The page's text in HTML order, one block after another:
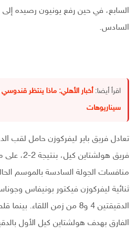
السادس.
اقرأ أيضا:
سيناريوهات
تعادل فريق باير ليفركوزن حامل لقب
فريق
ثنائية ليفركوزن فيكتور بونيفاس
الدقيقتين 4 و8 من زمن
الفارق بهدف هولشتاين كيل الأول